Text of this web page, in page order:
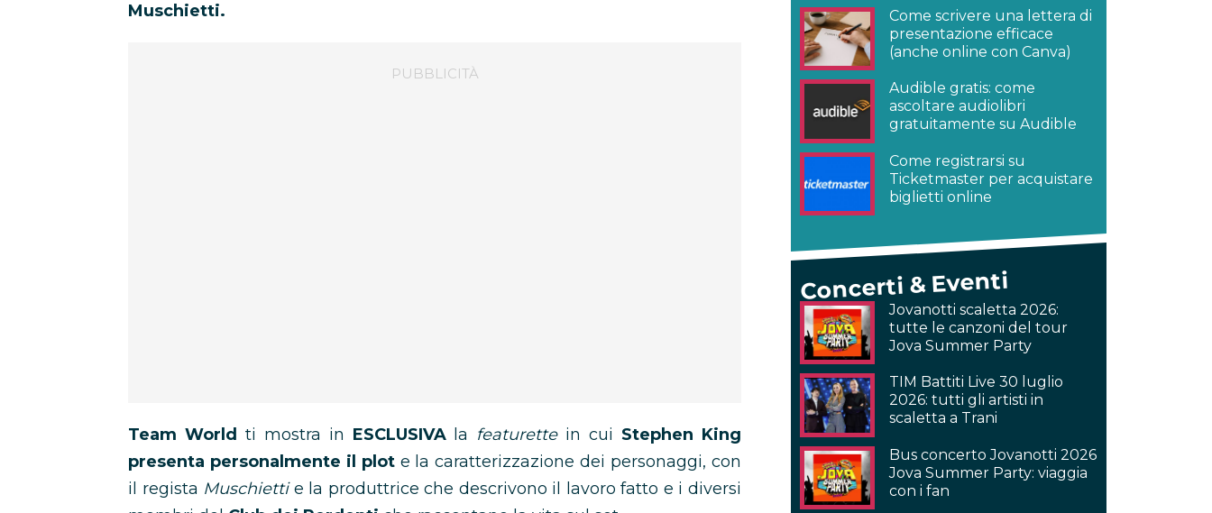
Muschietti.
Team World ti mostra in ESCLUSIVAla featurettein cui Stephen King
presenta personalmente il plote la caratterizzazione dei personaggi, con
il regista Muschiettie la produttrice che descrivono il lavoro fatto e i diversi
Come scrivere una lettera di
presentazione efficace
(anche online con Canva)
Audible gratis: come
ascoltare audiolibri
gratuitamente su Audible
Come registrarsi su
Ticketmaster per acquistare
biglietti online
Concerti & Eventi
Jovanotti scaletta 2026:
tutte le canzoni del tour
Jova Summer Party
TIM Battiti Live 30 luglio
2026: tutti gli artisti in
scaletta a Trani
Bus concerto Jovanotti 2026
Jova Summer Party: viaggia
con i fan